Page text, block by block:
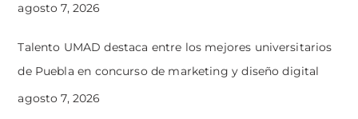
agosto 7, 2026
Talento UMAD destaca entre los mejores universitarios
de Puebla en concurso de marketing y diseño digital
agosto 7, 2026